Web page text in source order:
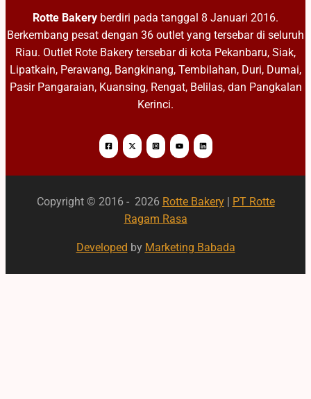
Rotte Bakery berdiri pada tanggal 8 Januari 2016.
Berkembang pesat dengan 36 outlet yang tersebar di seluruh
Riau. Outlet Rote Bakery tersebar di kota Pekanbaru, Siak,
Lipatkain, Perawang, Bangkinang, Tembilahan, Duri, Dumai,
Pasir Pangaraian, Kuansing, Rengat, Belilas, dan Pangkalan
Kerinci.
Copyright © 2016 - 2026 Rotte Bakery| PT Rotte
Ragam Rasa
Developed by Marketing Babada